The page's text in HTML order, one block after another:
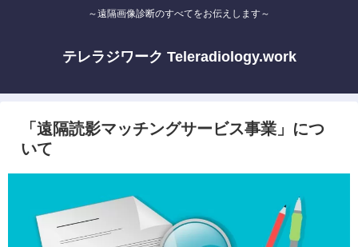
～遠隔画像診断のすべてをお伝えします～
テレラジワーク Teleradiology.work
「遠隔読影マッチングサービス事業」につ
いて